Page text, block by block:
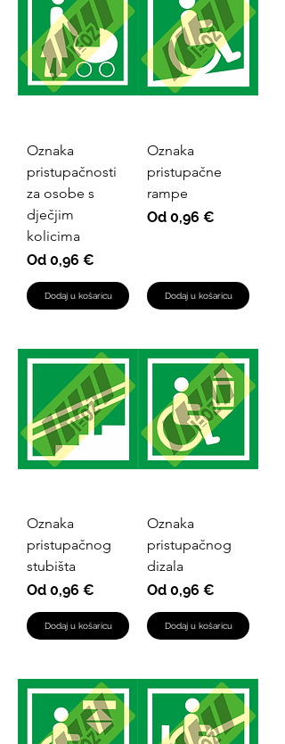
Oznaka
pristupačnosti
za osobe s
dječjim
kolicima
Od 0,96 €
Cijena s popustom
Dodaj u košaricu
Oznaka
pristupačne
rampe
Od 0,96 €
Cijena s popustom
Dodaj u košaricu
Oznaka
pristupačnog
stubišta
Od 0,96 €
Cijena s popustom
Dodaj u košaricu
Oznaka
pristupačnog
dizala
Od 0,96 €
Cijena s popustom
Dodaj u košaricu